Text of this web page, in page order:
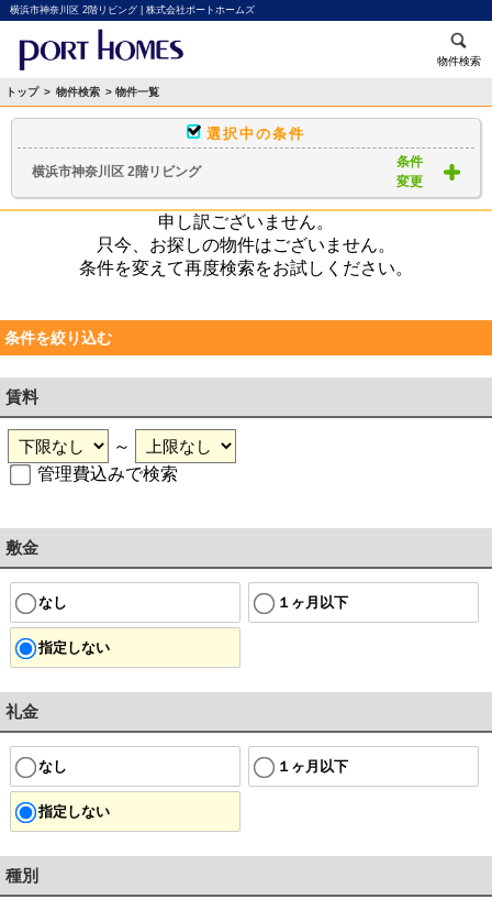
横浜市神奈川区 2階リビング | 株式会社ポートホームズ
物件検索
トップ > 物件検索 > 物件一覧
選択中の条件
横浜市神奈川区 2階リビング
条件
変更
申し訳ございません。
只今、お探しの物件はございません。
条件を変えて再度検索をお試しください。
条件を絞り込む
賃料
～
管理費込みで検索
敷金
なし １ヶ月以下
指定しない
礼金
なし １ヶ月以下
指定しない
種別